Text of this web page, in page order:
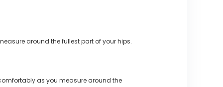
around the fullest part of your hips.
as you measure around the